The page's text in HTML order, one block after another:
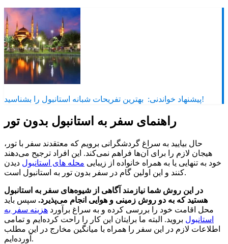
پیشنهاد خواندنی:بهترین تفریحات شبانه استانبول را بشناسید!
راهنمای سفر به استانبول بدون تور
حال بیایید به سراغ گردشگرانی برویم که معتقدند سفر با تور،
هیجان لازم را برای آن‌ها فراهم نمی‌کند. این افراد ترجیح می‌دهند
خود به تنهایی یا به همراه خانواده از زیبایی محله های استانبول دیدن
کنند و این اولین گام در سفر بدون تور به استانبول است.
در این روش شما نیازمند آگاهی از شیوه‌های سفر به استانبول
هستید که به دو روش زمینی و هوایی انجام می‌پذیرد. سپس باید
محل اقامت خود را بررسی کرده و به سراغ برآورد هزینه سفر به
استانبول بروید. البته ما برایتان این کار را راحت کرده‌ایم و تمامی
اطلاعات لازم در این سفر را همراه با میانگین مخارج در این مطلب
آورده‌ایم.